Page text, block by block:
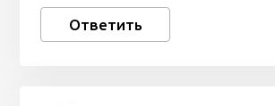
Ответить